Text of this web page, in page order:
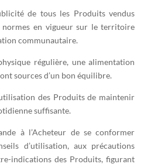
de tous les Produits vendus
normes en vigueur sur le territoire
communautaire.
régulière, une alimentation
sources d’un bon équilibre.
des Produits de maintenir
suffisante.
à l’Acheteur de se conformer
d’utilisation, aux précautions
indications des Produits, figurant